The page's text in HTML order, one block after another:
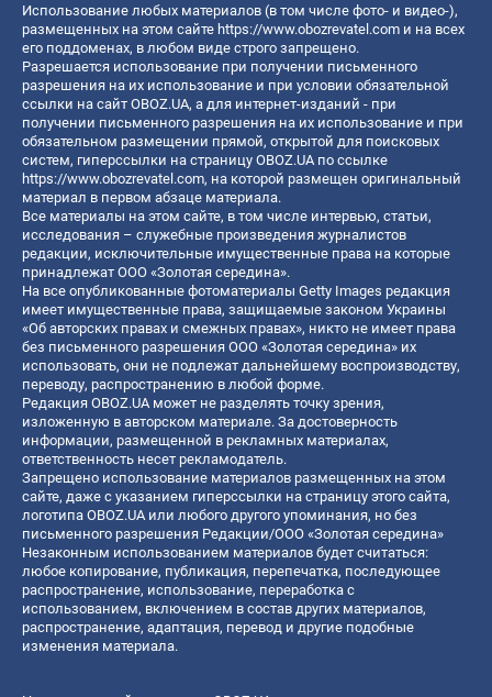
Использование любых материалов (в том числе фото- и видео-),
размещенных на этом сайте https://www.obozrevatel.com и на всех
его поддоменах, в любом виде строго запрещено.
Разрешается использование при получении письменного
разрешения на их использование и при условии обязательной
ссылки на сайт OBOZ.UA, а для интернет-изданий - при
получении письменного разрешения на их использование и при
обязательном размещении прямой, открытой для поисковых
систем, гиперссылки на страницу OBOZ.UA по ссылке
https://www.obozrevatel.com, на которой размещен оригинальный
материал в первом абзаце материала.
Все материалы на этом сайте, в том числе интервью, статьи,
исследования – служебные произведения журналистов
редакции, исключительные имущественные права на которые
принадлежат ООО «Золотая середина».
На все опубликованные фотоматериалы Getty Images редакция
имеет имущественные права, защищаемые законом Украины
«Об авторских правах и смежных правах», никто не имеет права
без письменного разрешения ООО «Золотая середина» их
использовать, они не подлежат дальнейшему воспроизводству,
переводу, распространению в любой форме.
Редакция OBOZ.UA может не разделять точку зрения,
изложенную в авторском материале. За достоверность
информации, размещенной в рекламных материалах,
ответственность несет рекламодатель.
Запрещено использование материалов размещенных на этом
сайте, даже с указанием гиперссылки на страницу этого сайта,
логотипа OBOZ.UA или любого другого упоминания, но без
письменного разрешения Редакции/ООО «Золотая середина»
Незаконным использованием материалов будет считаться:
любое копирование, публикация, перепечатка, последующее
распространение, использование, переработка с
использованием, включением в состав других материалов,
распространение, адаптация, перевод и другие подобные
изменения материала.